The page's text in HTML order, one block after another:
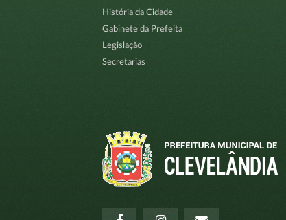
História da Cidade
Gabinete da Prefeita
Legislação
Secretarias